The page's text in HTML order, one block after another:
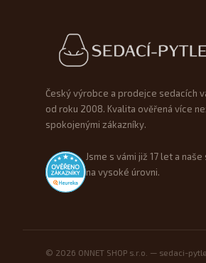
Patička webu
Český výrobce a prodejce sedacích
od roku 2008. Kvalita ověřená více
spokojenými zákazníky.
Jsme s vámi již 17 let a
na vysoké úrovni.
© 2026 ONNET SHOP s.r.o. — sedaci-